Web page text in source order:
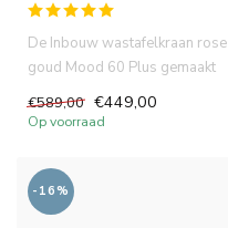
De Inbouw wastafelkraan rose
goud Mood 60 Plus gemaakt
€589,00 €449,00
Op voorraad
-16%